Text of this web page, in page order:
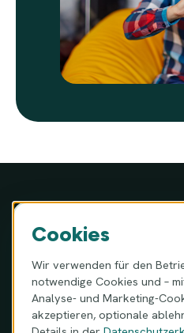
Polen
KRS 0000983987 · NIP
Bankverbindung (IBAN): PL96
(Bank Pekao S.A., SWIFT/BIC:
Cookies
Wir verwenden für den
notwendige Cookies und –
Analyse- und Marketing-
akzeptieren, optionale